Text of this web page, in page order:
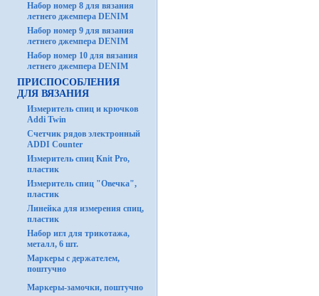
Набор номер 8 для вязания
летнего джемпера DENIM
Набор номер 9 для вязания
летнего джемпера DENIM
Набор номер 10 для вязания
летнего джемпера DENIM
ПРИСПОСОБЛЕНИЯ
ДЛЯ ВЯЗАНИЯ
Измеритель спиц и крючков
Addi Twin
Счетчик рядов электронный
ADDI Counter
Измеритель спиц Knit Pro,
пластик
Измеритель спиц "Овечка",
пластик
Линейка для измерения спиц,
пластик
Набор игл для трикотажа,
металл, 6 шт.
Маркеры с держателем,
поштучно
Маркеры-замочки, поштучно